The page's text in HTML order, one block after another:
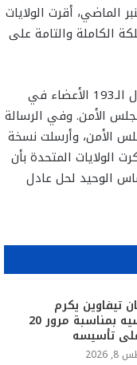
إعلان رئاسي، وقع في 10 دجنبر الماضي، أقرت الولايات
الكاملة والتامة على
وتم توزيع نص الإعلان بعد ذلك على الدول الـ193 الأعضاء في
الأمن. وفي الرسالة
الأمن، وأرسلت نسخة
الولايات المتحدة بأن
الوحيد لحل عادل
تيفاوين يكرم
مؤسسيه بمناسبة مرور 20
تأسيسه